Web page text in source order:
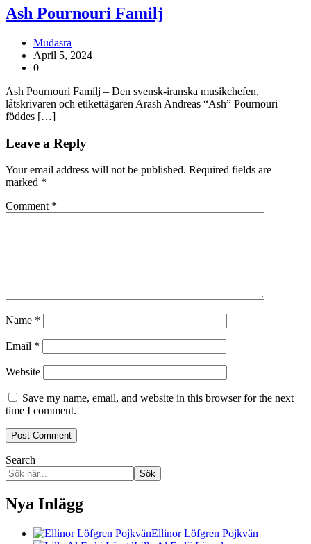
Ash Pournouri Familj
Mudasra
April 5, 2024
0
Ash Pournouri Familj – Den svensk-iranska musikchefen,
låtskrivaren och etikettägaren Arash Andreas “Ash” Pournouri
föddes […]
Leave a Reply
Your email address will not be published. Required fields are
marked *
Comment *
Name *
Email *
Website
Save my name, email, and website in this browser for the next
time I comment.
Search
Sök
Nya Inlägg
Ellinor Löfgren Pojkvän